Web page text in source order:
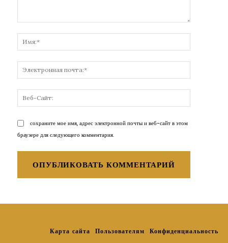
почта:*
Сайт:
сохраните мое имя, адрес электронной почты и веб-сайт в этом
браузере для следующего комментария.
Карта сайта Пользователям Конфиденциальность